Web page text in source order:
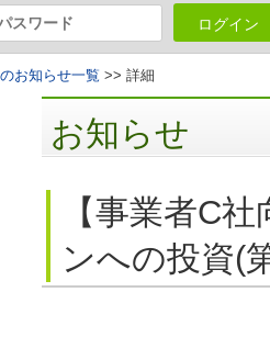
ログイン
お知らせ一覧 >> 詳細
お知らせ
【事業者C
ンへの投資(